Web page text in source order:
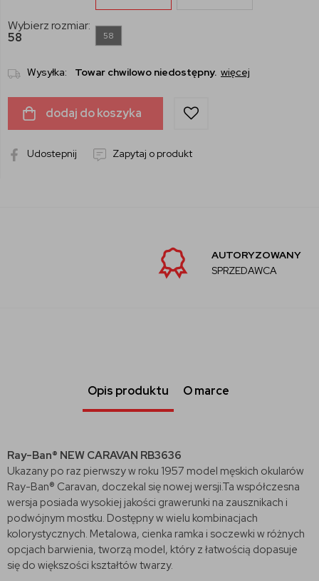
Wybierz rozmiar:
58
58
Wysyłka: Towar chwilowo niedostępny. więcej
dodaj do koszyka
Udostepnij Zapytaj o produkt
AUTORYZOWANY
SPRZEDAWCA
Opis produktu O marce
Ray-Ban® NEW CARAVAN RB3636
Ukazany po raz pierwszy w roku 1957 model męskich okularów
Ray-Ban® Caravan, doczekal się nowej wersji.Ta współczesna
wersja posiada wysokiej jakości grawerunki na zausznikach i
podwójnym mostku. Dostępny w wielu kombinacjach
kolorystycznych. Metalowa, cienka ramka i soczewki w różnych
opcjach barwienia, tworzą model, który z łatwością dopasuje
się do większości kształtów twarzy.